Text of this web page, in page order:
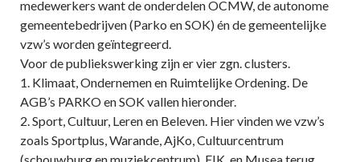
medewerkers want de onderdelen OCMW, de autonome
gemeentebedrijven (Parko en SOK) én de gemeentelijke
vzw’s worden geïntegreerd.
Voor de publiekswerking zijn er vier zgn. clusters.
1. Klimaat, Ondernemen en Ruimtelijke Ordening. De
AGB’s PARKO en SOK vallen hieronder.
2. Sport, Cultuur, Leren en Beleven. Hier vinden we vzw’s
zoals Sportplus, Warande, AjKo, Cultuurcentrum